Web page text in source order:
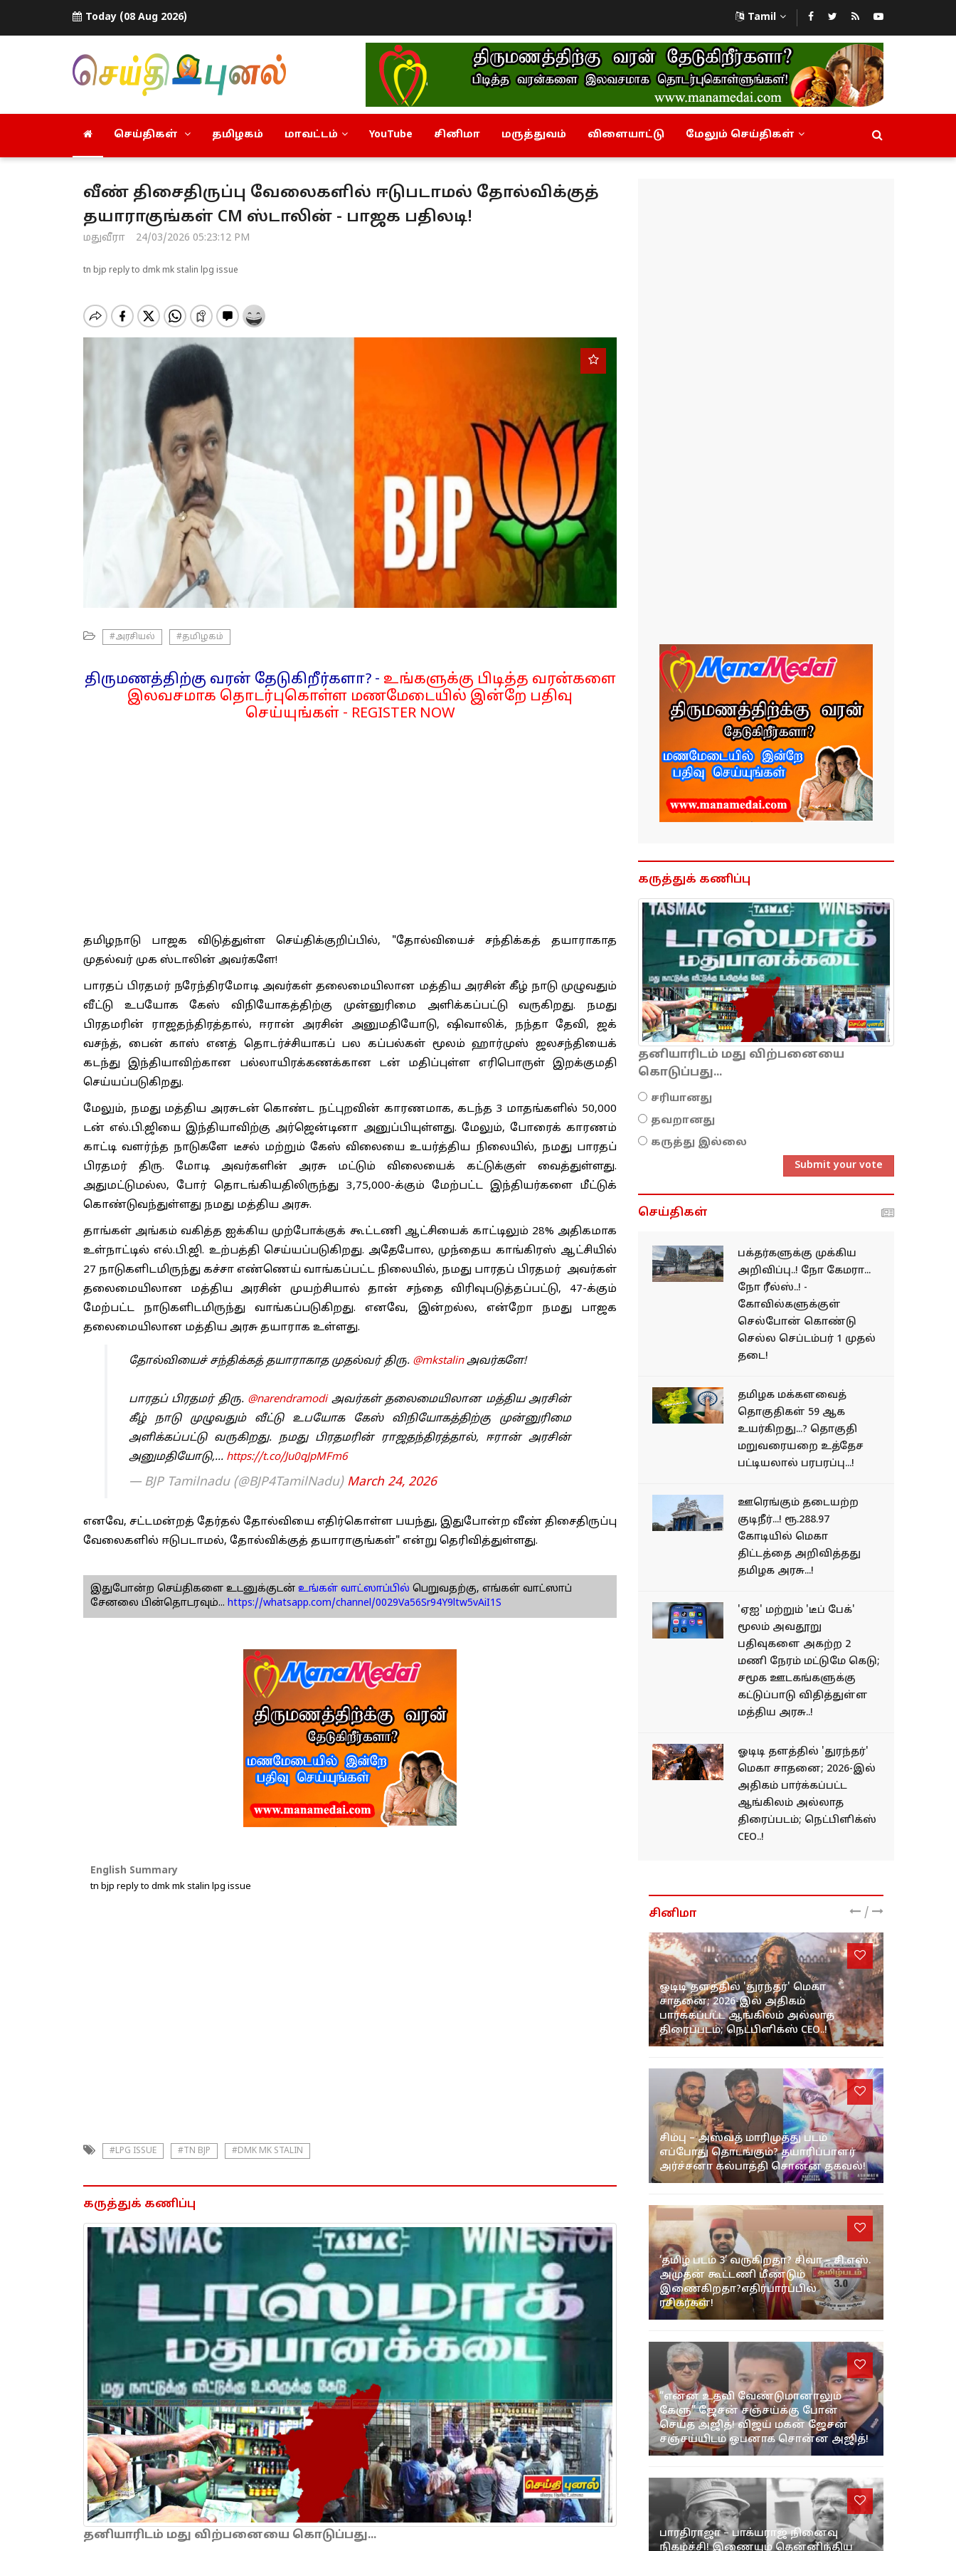
Today (08 Aug 2026) Tamil
செய்திகள் தமிழகம் மாவட்டம் YouTube சினிமா மருத்துவம் விளையாட்டு மேலும் செய்திகள்
வீண் திசைதிருப்பு வேலைகளில் ஈடுபடாமல் தோல்விக்குத்
தயாராகுங்கள் CM ஸ்டாலின் - பாஜக பதிலடி!
மதுவீரா 24/03/2026 05:23:12 PM
tn bjp reply to dmk mk stalin lpg issue
#அரசியல் #தமிழகம்
திருமணத்திற்கு வரன் தேடுகிறீர்களா? - உங்களுக்கு பிடித்த வரன்களை
இலவசமாக தொடர்புகொள்ள மணமேடையில் இன்றே பதிவு
செய்யுங்கள் - REGISTER NOW
தமிழநாடு பாஜக விடுத்துள்ள செய்திக்குறிப்பில், "தோல்வியைச் சந்திக்கத் தயாராகாத
முதல்வர் முக ஸ்டாலின் அவர்களே!
பாரதப் பிரதமர் நரேந்திரமோடி அவர்கள் தலைமையிலான மத்திய அரசின் கீழ் நாடு முழுவதும்
வீட்டு உபயோக கேஸ் விநியோகத்திற்கு முன்னுரிமை அளிக்கப்பட்டு வருகிறது. நமது
பிரதமரின் ராஜதந்திரத்தால், ஈரான் அரசின் அனுமதியோடு, ஷிவாலிக், நந்தா தேவி, ஜக்
வசந்த், பைன் காஸ் எனத் தொடர்ச்சியாகப் பல கப்பல்கள் மூலம் ஹார்முஸ் ஜலசந்தியைக்
கடந்து இந்தியாவிற்கான பல்லாயிரக்கணக்கான டன் மதிப்புள்ள எரிபொருள் இறக்குமதி
செய்யப்படுகிறது.
மேலும், நமது மத்திய அரசுடன் கொண்ட நட்புறவின் காரணமாக, கடந்த 3 மாதங்களில் 50,000
டன் எல்.பி.ஜியை இந்தியாவிற்கு அர்ஜென்டினா அனுப்பியுள்ளது. மேலும், போரைக் காரணம்
காட்டி வளர்ந்த நாடுகளே டீசல் மற்றும் கேஸ் விலையை உயர்த்திய நிலையில், நமது பாரதப்
பிரதமர் திரு. மோடி அவர்களின் அரசு மட்டும் விலையைக் கட்டுக்குள் வைத்துள்ளது.
அதுமட்டுமல்ல, போர் தொடங்கியதிலிருந்து 3,75,000-க்கும் மேற்பட்ட இந்தியர்களை மீட்டுக்
கொண்டுவந்துள்ளது நமது மத்திய அரசு.
தாங்கள் அங்கம் வகித்த ஐக்கிய முற்போக்குக் கூட்டணி ஆட்சியைக் காட்டிலும் 28% அதிகமாக
உள்நாட்டில் எல்.பி.ஜி. உற்பத்தி செய்யப்படுகிறது. அதேபோல, முந்தைய காங்கிரஸ் ஆட்சியில்
27 நாடுகளிடமிருந்து கச்சா எண்ணெய் வாங்கப்பட்ட நிலையில், நமது பாரதப் பிரதமர் அவர்கள்
தலைமையிலான மத்திய அரசின் முயற்சியால் தான் சந்தை விரிவுபடுத்தப்பட்டு, 47-க்கும்
மேற்பட்ட நாடுகளிடமிருந்து வாங்கப்படுகிறது. எனவே, இன்றல்ல, என்றோ நமது பாஜக
தலைமையிலான மத்திய அரசு தயாராக உள்ளது.
தோல்வியைச் சந்திக்கத் தயாராகாத முதல்வர் திரு. @mkstalinஅவர்களே!
பாரதப் பிரதமர் திரு. @narendramodiஅவர்கள் தலைமையிலான மத்திய அரசின்
கீழ் நாடு முழுவதும் வீட்டு உபயோக கேஸ் விநியோகத்திற்கு முன்னுரிமை
அளிக்கப்பட்டு வருகிறது. நமது பிரதமரின் ராஜதந்திரத்தால், ஈரான் அரசின்
அனுமதியோடு,… https://t.co/Ju0qJpMFm6
— BJP Tamilnadu (@BJP4TamilNadu) March 24, 2026
எனவே, சட்டமன்றத் தேர்தல் தோல்வியை எதிர்கொள்ள பயந்து, இதுபோன்ற வீண் திசைதிருப்பு
வேலைகளில் ஈடுபடாமல், தோல்விக்குத் தயாராகுங்கள்" என்று தெரிவித்துள்ளது.
இதுபோன்ற செய்திகளை உடனுக்குடன் உங்கள் வாட்ஸாப்பில் பெறுவதற்கு, எங்கள் வாட்ஸாப்
சேனலை பின்தொடரவும்... https://whatsapp.com/channel/0029Va56Sr94Y9ltw5vAiI1S
English Summary
tn bjp reply to dmk mk stalin lpg issue
#LPG ISSUE #TN BJP #DMK MK STALIN
கருத்துக் கணிப்பு
தனியாரிடம் மது விற்பனையை கொடுப்பது...
கருத்துக் கணிப்பு
தனியாரிடம் மது விற்பனையை
கொடுப்பது...
சரியானது
தவறானது
கருத்து இல்லை
Submit your vote
செய்திகள்
பக்தர்களுக்கு முக்கிய
அறிவிப்பு..! நோ கேமரா...
நோ ரீல்ஸ்..! -
கோவில்களுக்குள்
செல்போன் கொண்டு
செல்ல செப்டம்பர் 1 முதல்
தடை!
தமிழக மக்களவைத்
தொகுதிகள் 59 ஆக
உயர்கிறது...? தொகுதி
மறுவரையறை உத்தேச
பட்டியலால் பரபரப்பு...!
ஊரெங்கும் தடையற்ற
குடிநீர்...! ரூ.288.97
கோடியில் மெகா
திட்டத்தை அறிவித்தது
தமிழக அரசு...!
'ஏஐ' மற்றும் 'டீப் பேக்'
மூலம் அவதூறு
பதிவுகளை அகற்ற 2
மணி நேரம் மட்டுமே கெடு;
சமூக ஊடகங்களுக்கு
கட்டுப்பாடு விதித்துள்ள
மத்திய அரசு..!
ஓடிடி தளத்தில் 'துரந்தர்'
மெகா சாதனை; 2026-இல்
அதிகம் பார்க்கப்பட்ட
ஆங்கிலம் அல்லாத
திரைப்படம்; நெட்பிளிக்ஸ்
CEO..!
சினிமா /
ஓடிடி தளத்தில் 'துரந்தர்' மெகா
சாதனை; 2026-இல் அதிகம்
பார்க்கப்பட்ட ஆங்கிலம் அல்லாத
திரைப்படம்; நெட்பிளிக்ஸ் CEO..!
சிம்பு – அஸ்வத் மாரிமுத்து படம்
எப்போது தொடங்கும்? தயாரிப்பாளர்
அர்ச்சனா கல்பாத்தி சொன்ன தகவல்!
‘தமிழ் படம் 3’ வருகிறதா? சிவா – சி.எஸ்.
அமுதன் கூட்டணி மீண்டும்
இணைகிறதா?எதிர்பார்ப்பில்
ரசிகர்கள்!
“என்ன உதவி வேண்டுமானாலும்
கேளு” ஜேசன் சஞ்சய்க்கு போன்
செய்த அஜித்! விஜய் மகன் ஜேசன்
சஞ்சய்யிடம் ஓபனாக சொன்ன அஜித்!
பாரதிராஜா – பாக்யராஜ் நினைவு
நிகழ்ச்சி! இணையும் தென்னிந்திய